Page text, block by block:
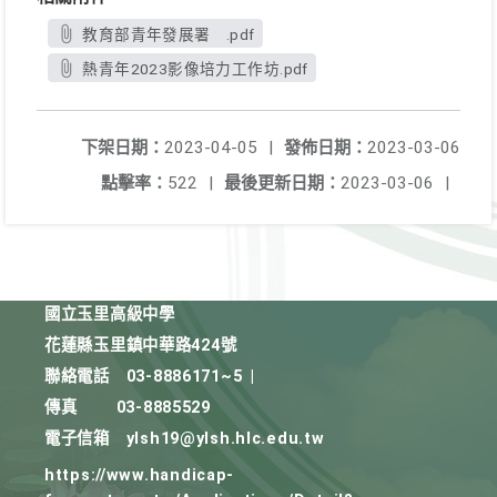
教育部青年發展署 .pdf
熱青年2023影像培力工作坊.pdf
發佈日期： 2023-03-06
下架日期： 2023-04-05
|
最後更新日期： 2023-03-06 |
點擊率： 522 |
國立玉里高級中學
花蓮縣玉里鎮中華路424號
聯絡電話
03-8886171~5
傳真
03-8885529
電子信箱
ylsh19@ylsh.hlc.edu.tw
https://www.handicap-